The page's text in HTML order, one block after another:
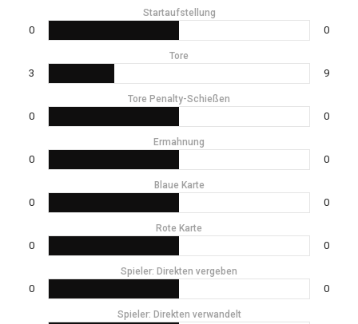
Startaufstellung
0 0
Tore
3 9
Tore Penalty-Schießen
0 0
Ermahnung
0 0
Blaue Karte
0 0
Rote Karte
0 0
Spieler: Direkten vergeben
0 0
Spieler: Direkten verwandelt